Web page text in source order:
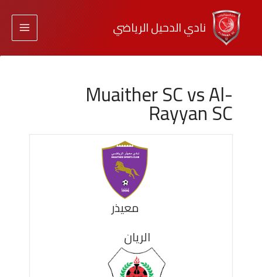
نادي الدحيل الرياضي
Muaither SC vs Al-
Rayyan SC
معيذر
الريان